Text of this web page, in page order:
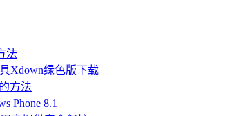
法
Xdown绿色版下载
方法
Phone 8.1